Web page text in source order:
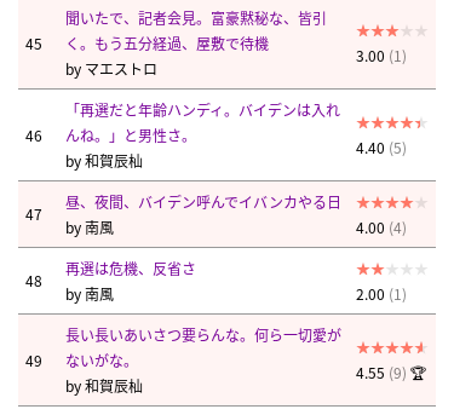
45
聞いたで、記者会見。富豪黙秘な、皆引
く。もう五分経過、屋敷で待機
by マエストロ
3.00 (1)
46
「再選だと年齢ハンディ。バイデンは入れ
んね。」と男性さ。
by和賀辰杣
4.40 (5)
47
昼、夜間、バイデン呼んでイバンカやる日
by南風 4.00 (4)
48
再選は危機、反省さ
by南風 2.00 (1)
49
長い長いあいさつ要らんな。何ら一切愛が
ないがな。
by和賀辰杣
4.55 (9) 🏆